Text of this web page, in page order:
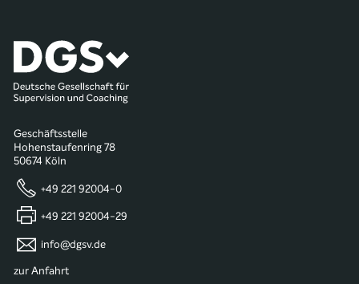
Geschäftsstelle
Hohenstaufenring 78
50674 Köln
+49 221 92004-0
+49 221 92004-29
info@dgsv.de
zur Anfahrt